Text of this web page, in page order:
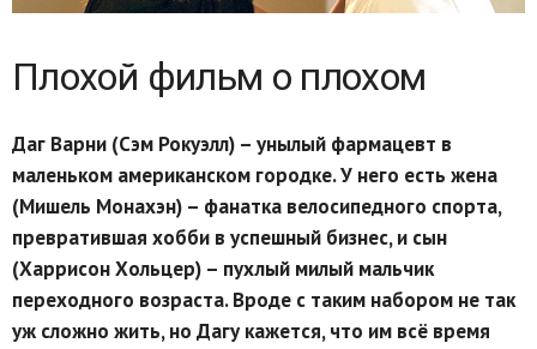
Плохой фильм о плохом
Даг Варни (Сэм Рокуэлл) – унылый фармацевт в
маленьком американском городке. У него есть жена
(Мишель Монахэн) – фанатка велосипедного спорта,
превратившая хобби в успешный бизнес, и сын
(Харрисон Хольцер) – пухлый милый мальчик
переходного возраста. Вроде с таким набором не так
уж сложно жить, но Дагу кажется, что им всё время